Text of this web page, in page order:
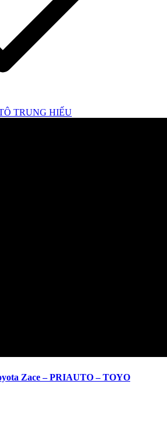
Zace – PRIAUTO – TOYO